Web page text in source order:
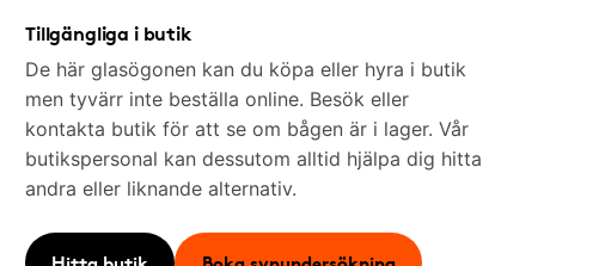
Tillgängliga i butik
De här glasögonen kan du köpa eller hyra i butik
men tyvärr inte beställa online. Besök eller
kontakta butik för att se om bågen är i lager. Vår
butikspersonal kan dessutom alltid hjälpa dig hitta
andra eller liknande alternativ.